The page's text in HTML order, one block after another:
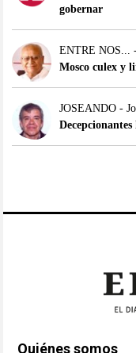
gobernar
ENTRE NOS...
Mosco culex y
JOSEANDO -
Decepcionantes
Quiénes somos